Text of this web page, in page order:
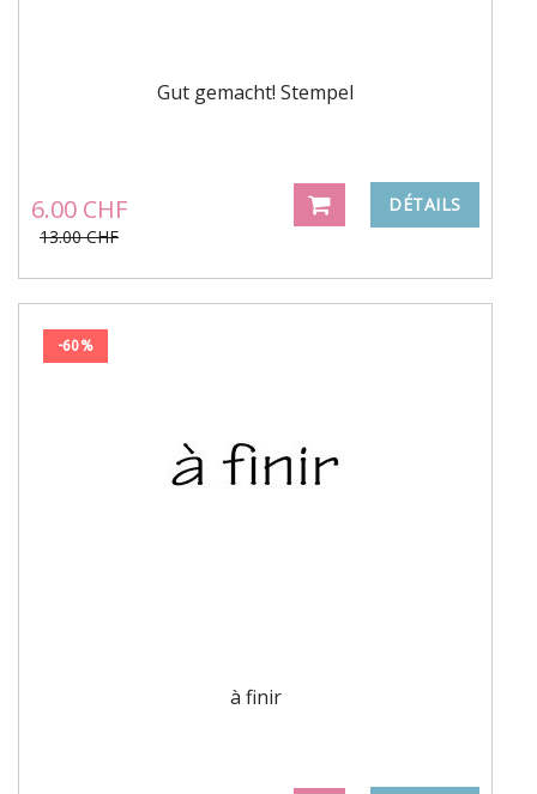
Gut gemacht! Stempel
6.00 CHF
13.00 CHF
DÉTAILS
-60%
à finir